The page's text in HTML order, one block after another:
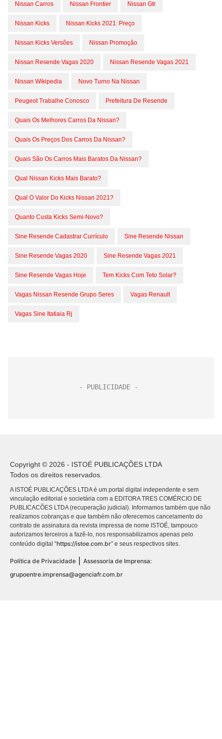
Nissan Carros Nissan Frontier Nissan Gtr
Nissan Kicks Nissan Kicks 2021: Preço
Nissan Kicks Versões Nissan Promoção
Nissan Resende Vagas 2020 Nissan Resende Vagas 2021
Nissan Wikipedia Novo Turno Na Nissan
Peugeot Trabalhe Conosco Prefeitura De Resende
Quais Os Melhores Carros Da Nissan?
Quais Os Preços Dos Carros Da Nissan?
Quais São Os Carros Mais Baratos Da Nissan?
Qual Nissan Kicks Mais Barato?
Qual O Valor Do Kicks Nissan 2021?
Quanto Custa Kicks Semi-Novo?
Sine Resende Cadastrar Currículo Sine Resende Nissan
Sine Resende Vagas 2020 Sine Resende Vagas 2021
Sine Resende Vagas Hoje Tem Kicks Com Teto Solar?
Vagas Nissan Resende Grupo Seres Vagas Renault
Vagas Sine Itatiaia Rj
Copyright © 2026 - ISTOÉ PUBLICAÇÕES LTDA
Todos os direitos reservados.
A ISTOÉ PUBLICAÇÕES LTDA é um portal digital independente e sem
vinculação editorial e societária com a EDITORA TRES COMÉRCIO DE
PUBLICACÕES LTDA (recuperação judicial). Informamos também que não
realizamos cobranças e que também não oferecemos cancelamento do
contrato de assinatura da revista impressa de nome ISTOÉ, tampouco
autorizamos terceiros a fazê-lo, nos responsabilizamos apenas pelo
conteúdo digital “https://istoe.com.br” e seus respectivos sites.
Política de Privacidade
Assessoria de Imprensa:
grupoentre.imprensa@agenciafr.com.br